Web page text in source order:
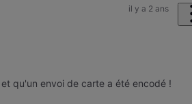
il y a 2 ans
qu'un envoi de carte a été encodé !